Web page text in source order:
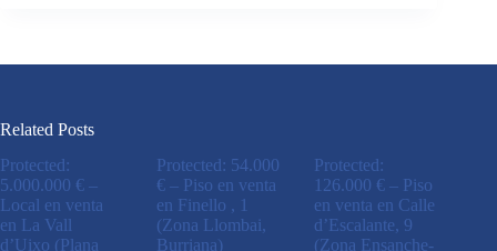
Related Posts
Protected:
5.000.000 € –
Local en venta
en La Vall
d’Uixo (Plana
Protected: 54.000
€ – Piso en venta
en Finello , 1
(Zona Llombai,
Burriana)
Protected:
126.000 € – Piso
en venta en Calle
d’Escalante, 9
(Zona Ensanche-